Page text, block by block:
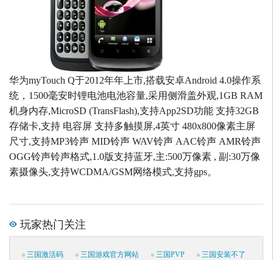
华为myTouch Q于2012年年上市,搭载安卓Android 4.0操作系
统，1500毫安时锂电池电池容量,采用侧滑盖外观,1GB RAM
机身内存,MicroSD (TransFlash),支持App2SD功能 支持32GB
存储卡,支持 电容屏 支持多触摸屏,4英寸 480x800像素主屏
尺寸,支持MP3铃声 MID铃声 WAV铃声 AAC铃声 AMR铃声
OGG铃声铃声格式,1.0版支持蓝牙,主:500万像素 , 副:30万像
素摄像头,支持WCDMA/GSM网络模式,支持gps。
玩家热门关注
三国激活码 三国游戏官方网站 三国PVP
三国安装不了